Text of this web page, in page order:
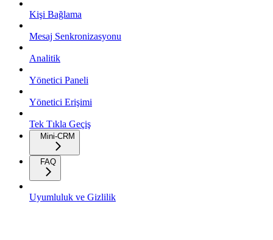
Kişi Bağlama
Mesaj Senkronizasyonu
Analitik
Yönetici Paneli
Yönetici Erişimi
Tek Tıkla Geçiş
Mini-CRM
FAQ
Uyumluluk ve Gizlilik